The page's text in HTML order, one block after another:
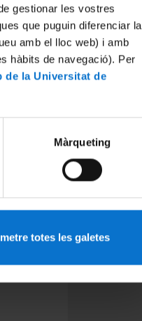
gestionar les vostres
que puguin diferenciar la
amb el lloc web) i amb
hàbits de navegació). Per
de la Universitat de
Màrqueting
totes les galetes
PEU 3